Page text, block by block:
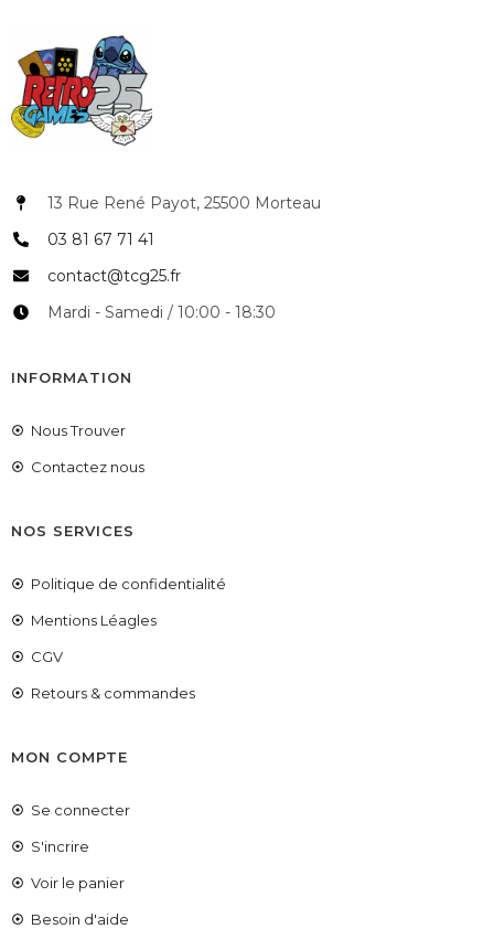
13 Rue René Payot, 25500 Morteau
03 81 67 71 41
contact@tcg25.fr
Mardi - Samedi / 10:00 - 18:30
INFORMATION
Nous Trouver
Contactez nous
NOS SERVICES
Politique de confidentialité
Mentions Léagles
CGV
Retours & commandes
MON COMPTE
Se connecter
S'incrire
Voir le panier
Besoin d'aide
COUPONX1461625892